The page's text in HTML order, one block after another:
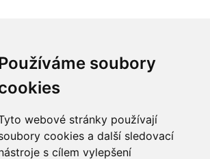
soubory
webové stránky používají
cookies a další sledovací
s cílem vylepšení
nebo rovnou zavolejte. Potkáme se
co je třeba udělat.